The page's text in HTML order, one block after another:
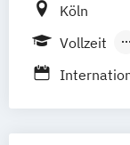
Köln
Vollzeit